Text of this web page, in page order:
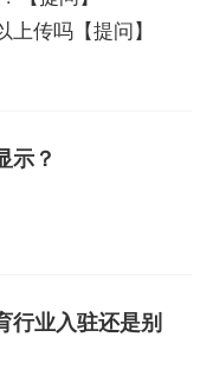
传吗【提问】
示？
行业入驻还是别